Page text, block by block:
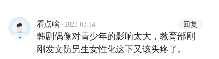
看点啥 · 2021-03-14 回复
韩剧偶像对青少年的影响太大，教育部刚
刚发文防男生女性化这下又该头疼了。